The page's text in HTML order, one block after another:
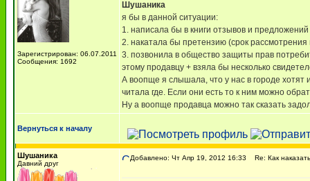
Зарегистрирован: 06.07.2011
Сообщения: 1692
Шушаника
я бы в данной ситуации:
1. написала бы в книги отзывов и предложений
2. накатала бы претензию (срок
3. позвонила в общество защиты прав
этому продавцу + взяла бы несколько
А воопще я слышала, что у нас в городе
читала где. Если они есть то к ним можно
Ну а воопще продавца можно так сказать
Вернуться к началу
Шушаника
Давний друг
Добавлено: Чт Апр 19, 2012 16:33 Re: Как